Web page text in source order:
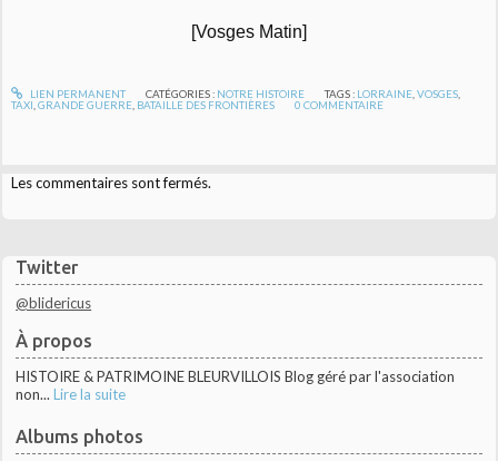
Twitter
@blidericus
À propos
HISTOIRE & PATRIMOINE BLEURVILLOIS Blog géré par l'association
non... Lire la suite
Albums photos
[Vosges Matin]
LIEN PERMANENT CATÉGORIES : NOTRE HISTOIRE TAGS : LORRAINE ,VOSGES
TAXI ,GRANDE GUERRE BATAILLE DES FRONTIÈRES 0 COMMENTAIRE
Les commentaires sont fermés.